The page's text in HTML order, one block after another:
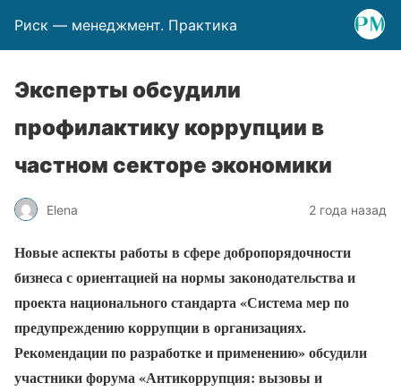
Риск — менеджмент. Практика
Эксперты обсудили
профилактику коррупции в
частном секторе экономики
Elena 2 года назад
Новые аспекты работы в сфере добропорядочности
бизнеса с ориентацией на нормы законодательства и
проекта национального стандарта «Система мер по
предупреждению коррупции в организациях.
Рекомендации по разработке и применению» обсудили
участники форума «Антикоррупция: вызовы и